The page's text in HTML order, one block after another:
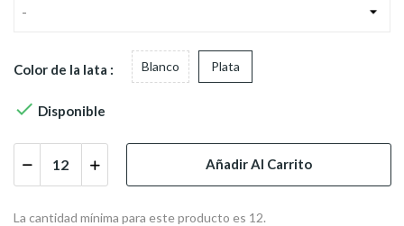
-
Color de la lata : Blanco Plata
 Disponible
Añadir Al Carrito
La cantidad mínima para este producto es 12.